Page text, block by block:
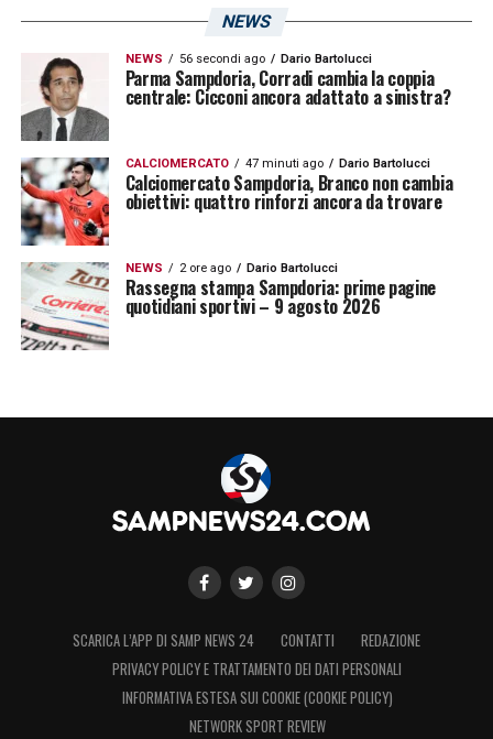
NEWS
NEWS 56 secondi ago Dario Bartolucci
Parma Sampdoria, Corradi cambia la coppia
centrale: Cicconi ancora adattato a sinistra?
CALCIOMERCATO 47 minuti ago Dario Bartolucci
Calciomercato Sampdoria, Branco non cambia
obiettivi: quattro rinforzi ancora da trovare
NEWS 2 ore ago Dario Bartolucci
Rassegna stampa Sampdoria: prime pagine
quotidiani sportivi – 9 agosto 2026
SCARICA L’APP DI SAMP NEWS 24 CONTATTI
REDAZIONE
PRIVACY POLICY E TRATTAMENTO DEI DATI PERSONALI
INFORMATIVA ESTESA SUI COOKIE (COOKIE POLICY)
NETWORK SPORT REVIEW